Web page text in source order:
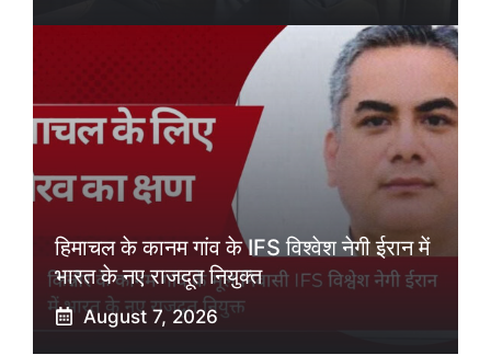
हिमाचल के कानम गांव के IFS विश्वेश नेगी ईरान में
भारत के नए राजदूत नियुक्त
August 7, 2026